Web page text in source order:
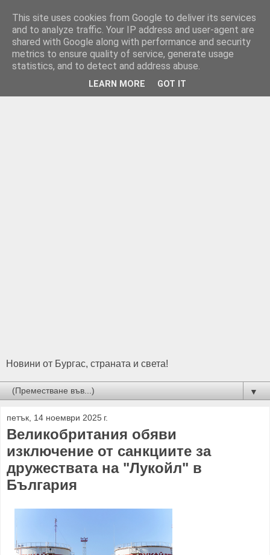
Новини от Бургас, страната и света!
▼
петък, 14 ноември 2025 г.
Великобритания обяви
изключение от санкциите за
дружествата на "Лукойл" в
България
This site uses cookies from Google to deliver its services
and to analyze traffic. Your IP address and user-agent are
shared with Google along with performance and security
metrics to ensure quality of service, generate usage
statistics, and to detect and address abuse.
LEARN MORE GOT IT